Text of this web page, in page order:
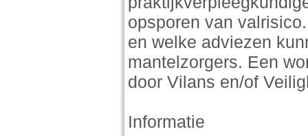
opsporen van
en welke adviezen
mantelzorgers. Een
door Vilans en/of
Informatie